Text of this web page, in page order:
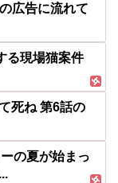
広告に流れて
る現場猫案件
死ね 第6話の
の夏が始まっ